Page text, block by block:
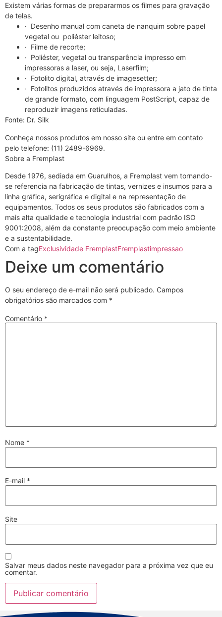
Existem várias formas de prepararmos os filmes para gravação
de telas.
· Desenho manual com caneta de nanquim sobre papel
vegetal ou poliéster leitoso;
· Filme de recorte;
· Poliéster, vegetal ou transparência impresso em
impressoras a laser, ou seja, Laserfilm;
· Fotolito digital, através de imagesetter;
· Fotolitos produzidos através de impressora a jato de tinta
de grande formato, com linguagem PostScript, capaz de
reproduzir imagens reticuladas.
Fonte: Dr. Silk
Conheça nossos produtos em nosso site ou entre em contato
pelo telefone: (11) 2489-6969.
Sobre a Fremplast
Desde 1976, sediada em Guarulhos, a Fremplast vem tornando-
se referencia na fabricação de tintas, vernizes e insumos para a
linha gráfica, serigráfica e digital e na representação de
equipamentos. Todos os seus produtos são fabricados com a
mais alta qualidade e tecnologia industrial com padrão ISO
9001:2008, além da constante preocupação com meio ambiente
e a sustentabilidade.
Com a tagExclusividade FremplastFremplastimpressao
Deixe um comentário
O seu endereço de e-mail não será publicado. Campos
obrigatórios são marcados com *
Comentário *
Nome *
E-mail *
Site
Salvar meus dados neste navegador para a próxima vez que eu
comentar.